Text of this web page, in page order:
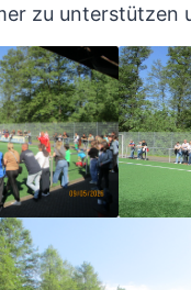
zu unterstützen